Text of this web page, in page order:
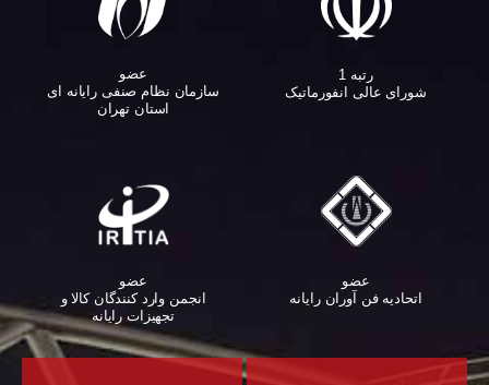
رتبه 1
شورای عالی انفورماتیک
عضو
سازمان نظام صنفی رایانه ای
استان تهران
عضو
اتحادیه فن آوران رایانه
عضو
انجمن وارد کنندگان کالا و
تجهیزات رایانه‌